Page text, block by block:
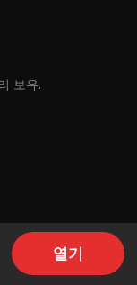
보유.
열기